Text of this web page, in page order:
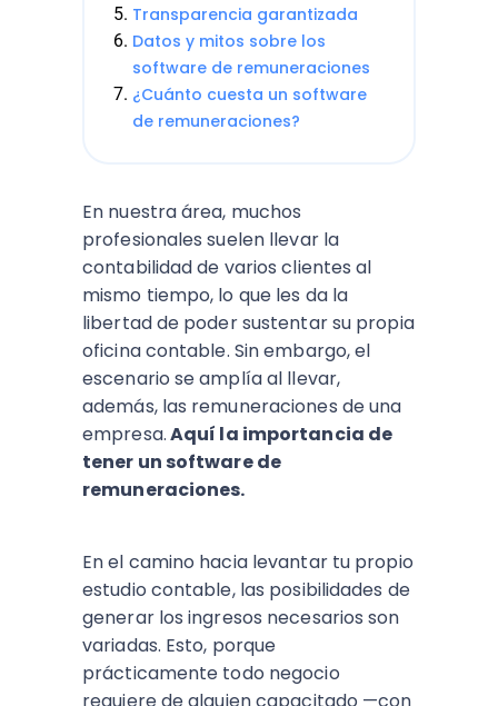
Transparencia garantizada
Datos y mitos sobre los
software de remuneraciones
¿Cuánto cuesta un software
de remuneraciones?
En nuestra área, muchos
profesionales suelen llevar la
contabilidad de varios clientes al
mismo tiempo, lo que les da la
libertad de poder sustentar su propia
oficina contable. Sin embargo, el
escenario se amplía al llevar,
además, las remuneraciones de una
empresa.Aquí la importancia de
tener un software de
remuneraciones.
En el camino hacia levantar tu propio
estudio contable, las posibilidades de
generar los ingresos necesarios son
variadas. Esto, porque
prácticamente todo negocio